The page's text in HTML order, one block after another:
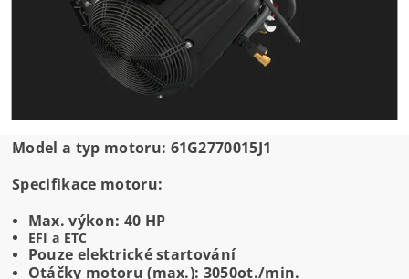
Model a typ motoru: 61G2770015J1
Specifikace motoru:
Max. výkon: 40 HP
EFI a ETC
Pouze elektrické startování
Otáčky motoru (max.): 3050ot./min.